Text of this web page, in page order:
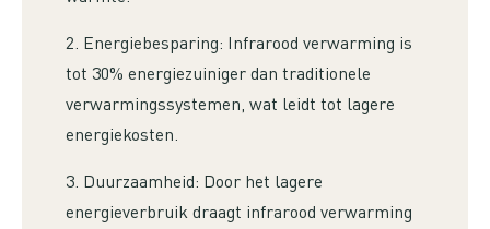
2. Energiebesparing: Infrarood verwarming is
tot 30% energiezuiniger dan traditionele
verwarmingssystemen, wat leidt tot lagere
energiekosten.
3. Duurzaamheid: Door het lagere
energieverbruik draagt infrarood verwarming